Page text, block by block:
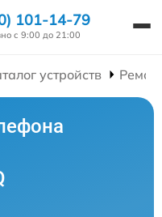
101-14-79
с 9:00 до 21:00
устройств